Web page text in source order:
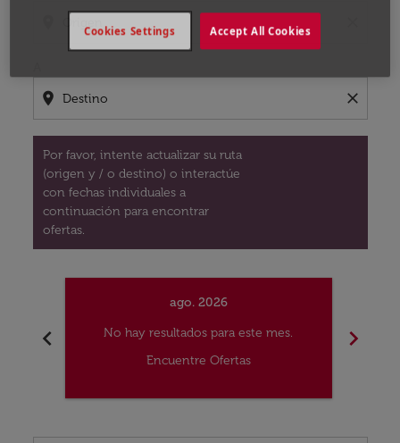
location_on close
Por favor, intente actualizar su ruta
(origen y / o destino) o interactúe
con fechas individuales a
continuación para encontrar
ofertas.
chevron_left
ago. 2026
No hay resultados para este mes.
Encuentre Ofertas
chevron_right
Accept All Cookies
Cookies Settings